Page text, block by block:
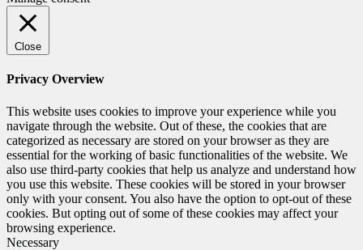
Close
Privacy Overview
This website uses cookies to improve your experience while you
navigate through the website. Out of these, the cookies that are
categorized as necessary are stored on your browser as they are
essential for the working of basic functionalities of the website. We
also use third-party cookies that help us analyze and understand how
you use this website. These cookies will be stored in your browser
only with your consent. You also have the option to opt-out of these
cookies. But opting out of some of these cookies may affect your
browsing experience.
Necessary